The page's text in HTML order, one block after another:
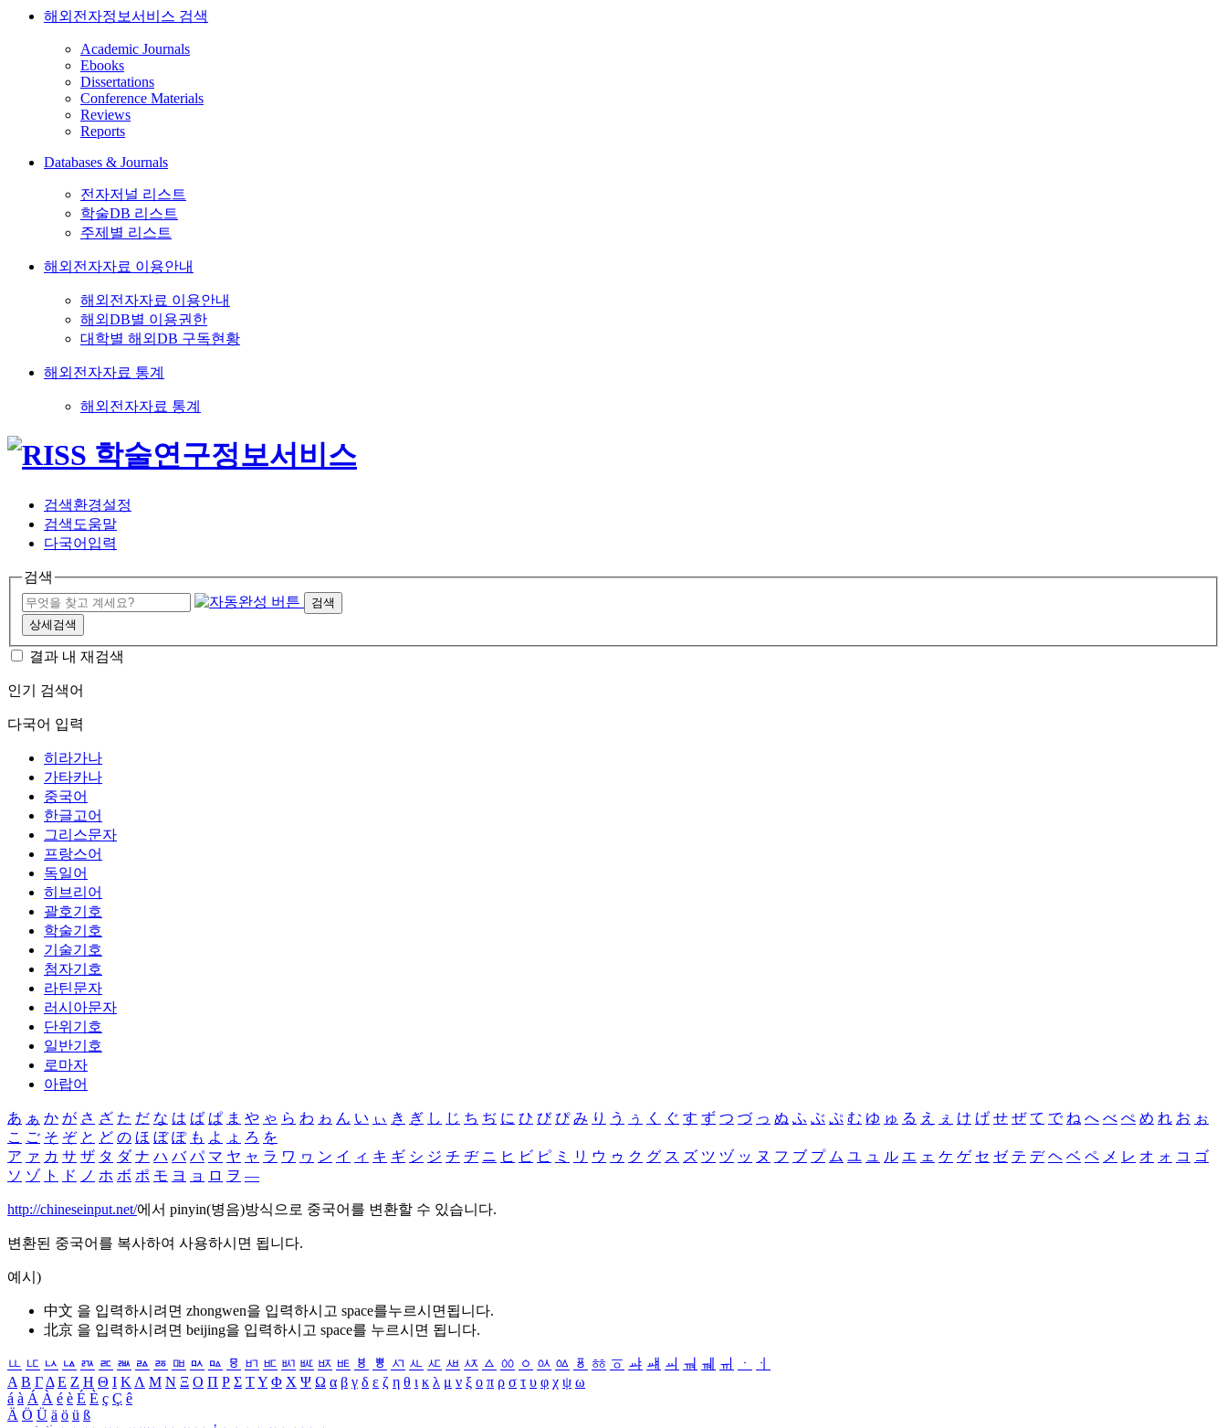
해외전자정보서비스 검색
Academic Journals
Ebooks
Dissertations
Conference Materials
Reviews
Reports
Databases & Journals
전자저널 리스트
학술DB 리스트
주제별 리스트
해외전자자료 이용안내
해외전자자료 이용안내
해외DB별 이용권한
대학별 해외DB 구독현황
해외전자자료 통계
해외전자자료 통계
검색환경설정
검색도움말
다국어입력
검색
검색
상세검색
결과 내 재검색
인기 검색어
다국어 입력
히라가나
가타카나
중국어
한글고어
그리스문자
프랑스어
독일어
히브리어
괄호기호
학술기호
기술기호
첨자기호
라틴문자
러시아문자
단위기호
일반기호
로마자
아랍어
あ ぁ か が さ ざ た だ な は ば ぱ ま や ゃ ら わ ゎ ん い ぃ き ぎ し じ ち ぢ に ひ び ぴ み り う ぅ く ぐ す ず つ づ っ ぬ ふ ぶ ぷ む ゆ ゅ る え ぇ け げ せ ぜ て で ね へ べ ぺ め れ お ぉ
こ ご そ ぞ と ど の ほ ぼ ぽ も よ ょ ろ を
ア ァ カ サ ザ タ ダ ナ ハ バ パ マ ヤ ャ ラ ワ ヮ ン イ ィ キ ギ シ ジ チ ヂ ニ ヒ ビ ピ ミ リ ウ ゥ ク グ ス ズ ツ ヅ ッ ヌ フ ブ プ ム ユ ュ ル エ ェ ケ ゲ セ ゼ テ デ ヘ ベ ペ メ レ オ ォ コ ゴ
ソ ゾ ト ド ノ ホ ボ ポ モ ヨ ョ ロ ヲ ―
http://chineseinput.net/에서 pinyin(병음)방식으로 중국어를 변환할 수 있습니다.
변환된 중국어를 복사하여 사용하시면 됩니다.
예시)
中文 을 입력하시려면 zhongwen을 입력하시고 space를누르시면됩니다.
北京 을 입력하시려면 beijing을 입력하시고 space를 누르시면 됩니다.
ㅥ ㅦ ㅧ ㅨ ㅩ ㅪ ㅫ ㅬ ㅭ ㅮ ㅯ ㅰ ㅱ ㅲ ㅳ ㅴ ㅵ ㅶ ㅷ ㅸ ㅹ ㅺ ㅻ ㅼ ㅽ ㅾ ㅿ ㆀ ㆁ ㆂ ㆃ ㆄ ㆅ ㆆ ㆇ ㆈ ㆉ ㆊ ㆋ ㆌ ㆍ
ㆎ
Α Β ΓΔ Ε Ζ Η Θ Ι ΚΛ Μ Ν Ξ Ο Π Ρ Σ ΤΥ Φ Χ Ψ Ω α β γ δ ε ζ η θ ι κ λ μ ν ξ ο π ρ σ τ υ φ χ ψ ω
á à Á À é è É È ç Ç ê
Ä Ö Ü ä ö ü ß